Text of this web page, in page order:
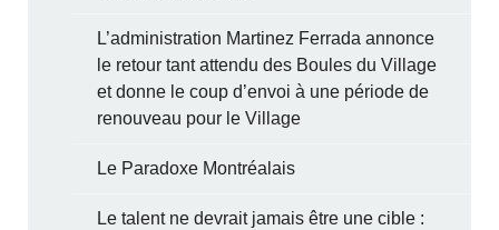
L’administration Martinez Ferrada annonce
le retour tant attendu des Boules du Village
et donne le coup d’envoi à une période de
renouveau pour le Village
Le Paradoxe Montréalais
Le talent ne devrait jamais être une cible :